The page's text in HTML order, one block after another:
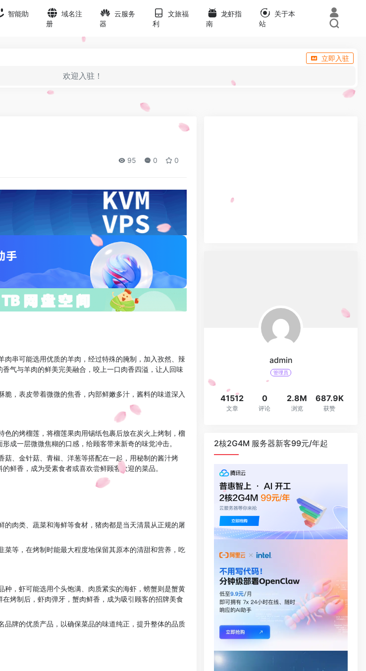
智能助
域名注
册
云服务
器
文旅福
利
龙虾指
南
关于本
站
立即入驻
欢迎入驻！
95 0 0
肉串可能选用优质的羊肉，经过特殊的腌制，加入孜然、辣
气与羊肉的鲜美完美融合，咬上一口肉香四溢，让人回味
，表皮带着微微的焦香，内部鲜嫩多汁，酱料的味道深入
色的烤榴莲，将榴莲果肉用锡纸包裹后放在炭火上烤制，榴
成一层微微焦糊的口感，给顾客带来新奇的味觉冲击。
菇、金针菇、青椒、洋葱等搭配在一起，用秘制的酱汁烤
鲜香，成为受素食者或喜欢尝鲜顾客欢迎的菜品。
的肉类、蔬菜和海鲜等食材，猪肉都是当天清晨从正规的屠
菜等，在烤制时能最大程度地保留其原本的清甜和营养，吃
种，虾可能选用个头饱满、肉质紧实的海虾，螃蟹则是蟹黄
烤制后，虾肉弹牙，蟹肉鲜香，成为吸引顾客的招牌美食
品牌的优质产品，以确保菜品的味道纯正，提升整体的品质
admin
管理员
41512
文章
0
评论
2.8M
浏览
687.9K
获赞
2核2G4M 服务器新客99元/年起